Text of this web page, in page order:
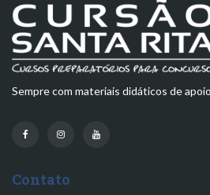
Sempre com materiais didáticos de
Contato